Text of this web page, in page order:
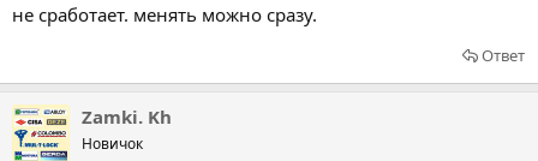
не сработает. менять можно сразу.
Ответ
Zamki. Kh
Новичок